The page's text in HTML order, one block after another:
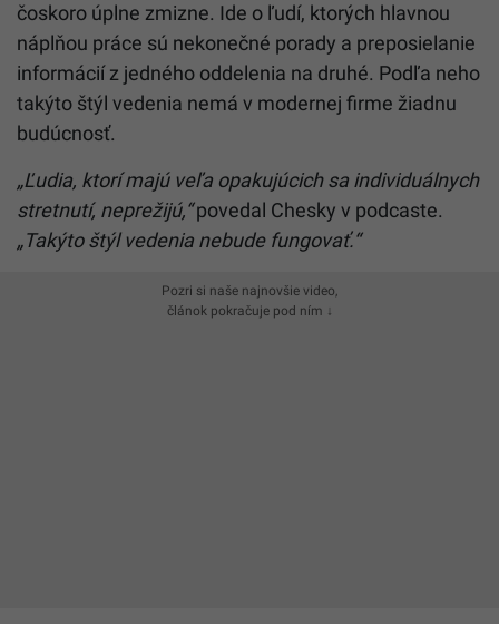
čoskoro úplne zmizne. Ide o ľudí, ktorých hlavnou
náplňou práce sú nekonečné porady a preposielanie
informácií z jedného oddelenia na druhé. Podľa neho
takýto štýl vedenia nemá v modernej firme žiadnu
budúcnosť.
„Ľudia, ktorí majú veľa opakujúcich sa individuálnych
stretnutí, neprežijú,“povedal Chesky v podcaste.
„Takýto štýl vedenia nebude fungovať.“
Pozri si naše najnovšie video,
článok pokračuje pod ním ↓